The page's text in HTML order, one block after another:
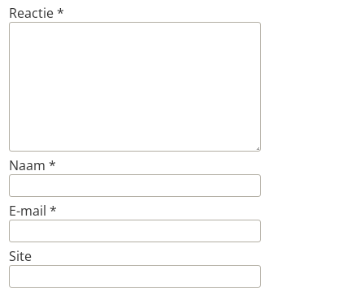
Reactie*
Naam *
E-mail *
Site